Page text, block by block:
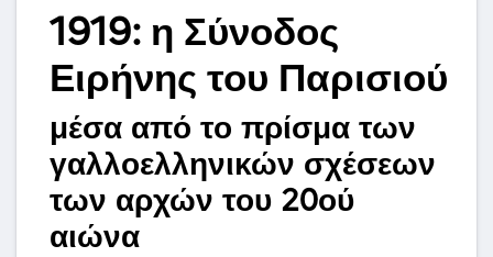
1919: η Σύνοδος
Ειρήνης του Παρισιού
μέσα από το πρίσμα των
γαλλοελληνικών σχέσεων
των αρχών του 20ού
αιώνα